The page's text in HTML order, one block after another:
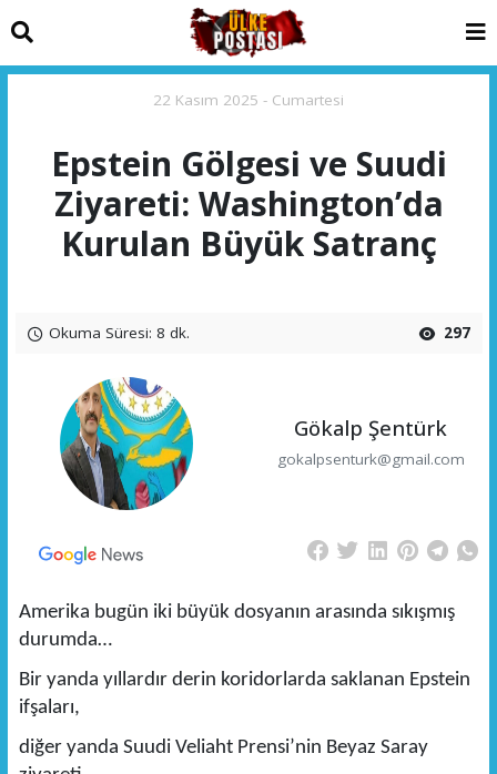
22 Kasım 2025 - Cumartesi
Epstein Gölgesi ve Suudi
Ziyareti: Washington’da
Kurulan Büyük Satranç
Okuma Süresi: 8 dk. 297
Gökalp Şentürk
gokalpsenturk@gmail.com
Amerika bugün iki büyük dosyanın arasında sıkışmış
durumda…
Bir yanda yıllardır derin koridorlarda saklanan Epstein
ifşaları,
diğer yanda Suudi Veliaht Prensi’nin Beyaz Saray